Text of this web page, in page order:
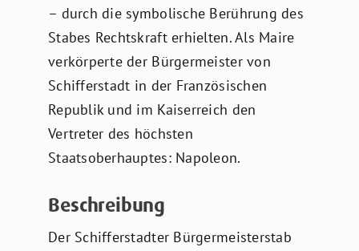
– durch die symbolische Berührung des
Stabes Rechtskraft erhielten. Als Maire
verkörperte der Bürgermeister von
Schifferstadt in der Französischen
Republik und im Kaiserreich den
Vertreter des höchsten
Staatsoberhauptes: Napoleon.
Beschreibung
Der Schifferstadter Bürgermeisterstab